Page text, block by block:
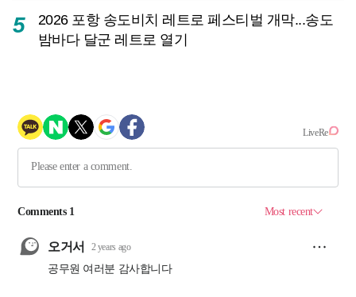
5
2026 포항 송도비치 레트로 페스티벌 개막...송도
밤바다 달군 레트로 열기